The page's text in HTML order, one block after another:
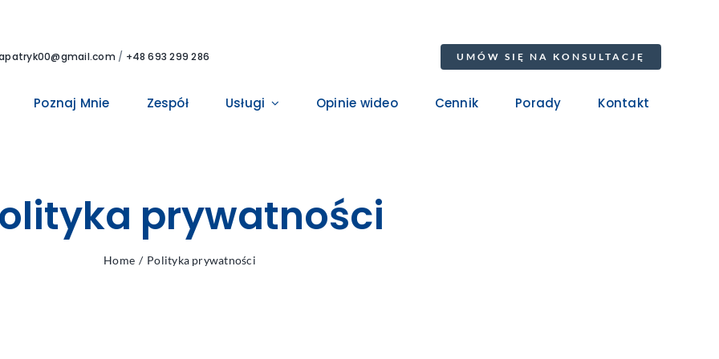
/ +48 693 299 286 UMÓW SIĘ NA KONSULTACJĘ
Poznaj Mnie Zespół Usługi Opinie wideo Cennik Porady Kontakt
prywatności
Home Polityka prywatności